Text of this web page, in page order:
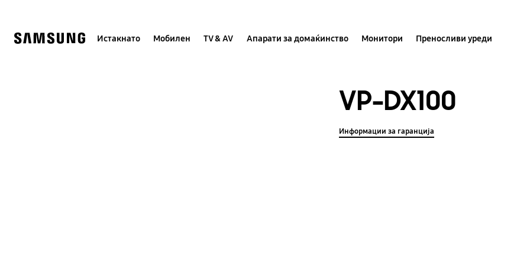
Истакнато Мобилен TV & AV Апарати за домаќинство Монитори Преносливи уреди
VP-DX100
Информации за гаранција